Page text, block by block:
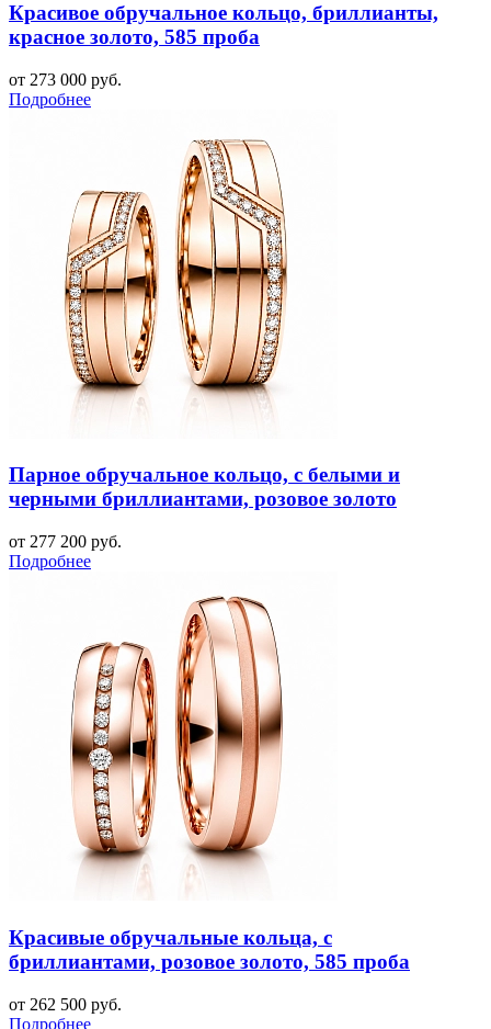
Красивое обручальное кольцо, бриллианты,
красное золото, 585 проба
от 273 000 руб.
Подробнее
Парное обручальное кольцо, с белыми и
черными бриллиантами, розовое золото
от 277 200 руб.
Подробнее
Красивые обручальные кольца, с
бриллиантами, розовое золото, 585 проба
от 262 500 руб.
Подробнее